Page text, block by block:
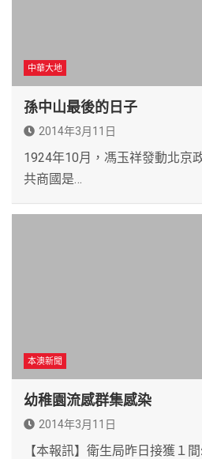
中華大地
孫中山最後的日子
2014年3月11日
1924年10月，馮玉祥發動北京
共商國是…
本澳新聞
幼稚園流感群集感染
2014年3月11日
【本報訊】衛生局昨日接獲１